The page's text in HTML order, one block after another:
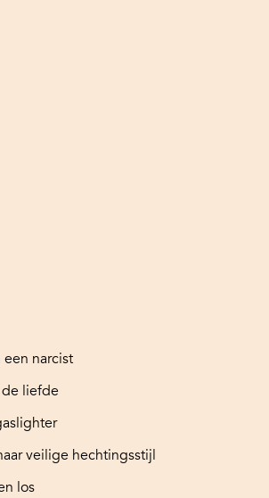
narcist
de liefde
veilige hechtingsstijl
los